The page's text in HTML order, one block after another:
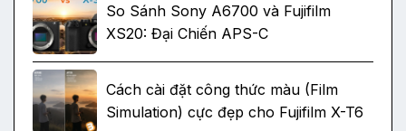
So Sánh Sony A6700 và Fujifilm
XS20: Đại Chiến APS-C
Cách cài đặt công thức màu (Film
Simulation) cực đẹp cho Fujifilm X-T6